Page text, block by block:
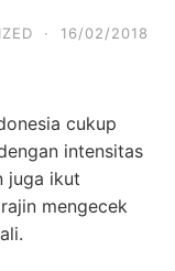
· 16/02/2018
cukup
intensitas
juga ikut
mengecek